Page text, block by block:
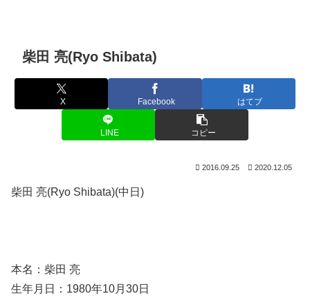
柴田 亮(Ryo Shibata)
X Facebook はてブ
LINE コピー
2016.09.25 2020.12.05
柴田 亮(Ryo Shibata)(中日)
本名：柴田 亮
生年月日：1980年10月30日